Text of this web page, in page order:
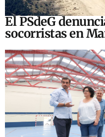
El PSdeG
socorristas en